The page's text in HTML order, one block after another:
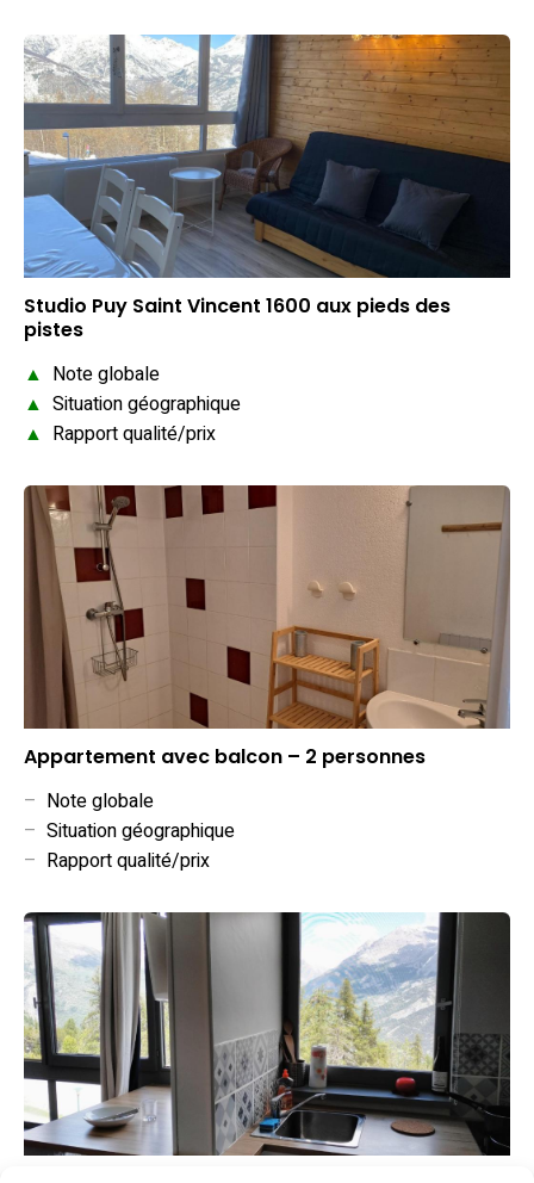
Studio Puy Saint Vincent 1600 aux pieds des
pistes
▲ Note globale
▲ Situation géographique
▲ Rapport qualité/prix
Appartement avec balcon – 2 personnes
– Note globale
– Situation géographique
– Rapport qualité/prix